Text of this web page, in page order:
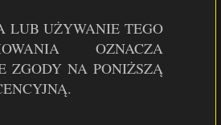
LUB UŻYWANIE TEGO
OZNACZA
ZGODY NA PONIŻSZĄ